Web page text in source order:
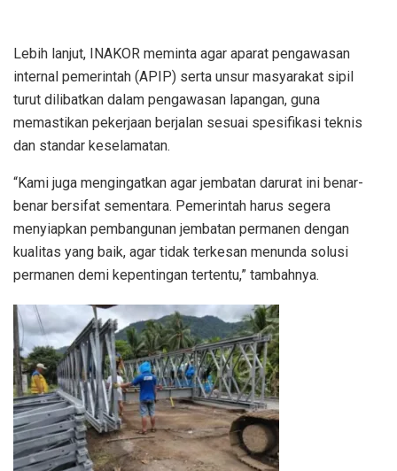
Lebih lanjut, INAKOR meminta agar aparat pengawasan
internal pemerintah (APIP) serta unsur masyarakat sipil
turut dilibatkan dalam pengawasan lapangan, guna
memastikan pekerjaan berjalan sesuai spesifikasi teknis
dan standar keselamatan.
“Kami juga mengingatkan agar jembatan darurat ini benar-
benar bersifat sementara. Pemerintah harus segera
menyiapkan pembangunan jembatan permanen dengan
kualitas yang baik, agar tidak terkesan menunda solusi
permanen demi kepentingan tertentu,” tambahnya.